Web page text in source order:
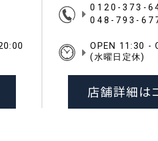
0120-373-
048-793-
OPEN 11:30 -
(水曜日定休)
店舗詳細は